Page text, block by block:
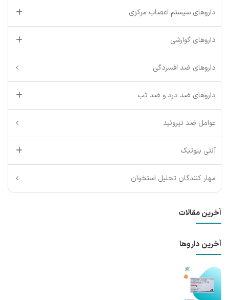
داروهای سیستم اعصاب مرکزی
داروهای گوارشی
داروهای ضد افسردگی
داروهای ضد درد و ضد تب
عوامل ضد تیروئید
آنتی بیوتیک
مهار کنندگان تحلیل استخوان
آخرین مقالات
آخرین داروها